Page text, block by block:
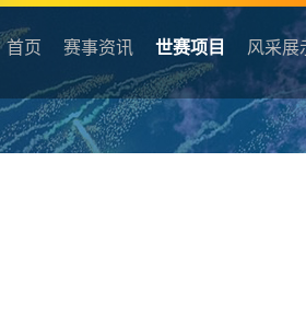
首页 赛事资讯 世赛项目 风采展